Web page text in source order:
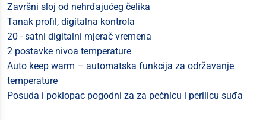
Završni sloj od nehrđajućeg čelika
Tanak profil, digitalna kontrola
20 - satni digitalni mjerač vremena
2 postavke nivoa temperature
Auto keep warm – automatska funkcija za održavanje
temperature
Posuda i poklopac pogodni za za pećnicu i perilicu suđa